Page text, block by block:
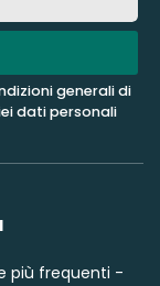
generali di
dati personali
più frequenti -